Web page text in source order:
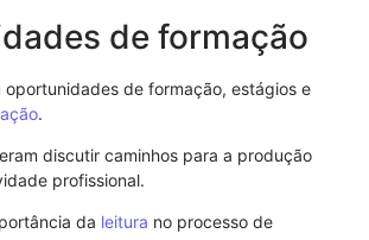
de formação
de formação, estágios e
.
discutir caminhos para a produção
profissional.
da leitura no processo de